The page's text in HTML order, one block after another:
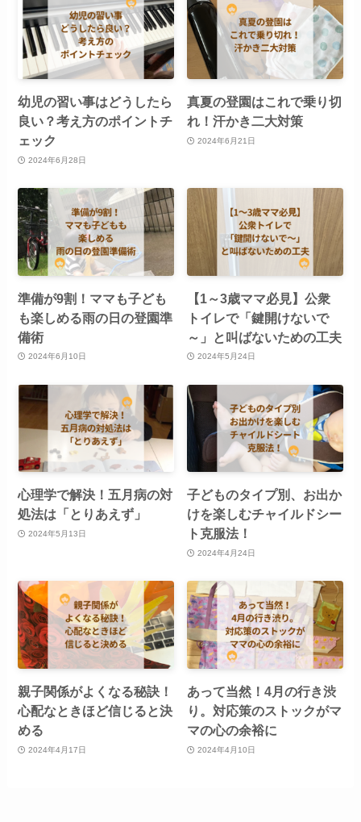
幼児の習い事はどうしたら
良い？考え方のポイントチ
ェック
2024年6月28日
真夏の登園はこれで乗り切
れ！汗かき二大対策
2024年6月21日
準備が9割！ママも子ども
も楽しめる雨の日の登園準
備術
2024年6月10日
【1～3歳ママ必見】公衆
トイレで「鍵開けないで
～」と叫ばないための工夫
2024年5月24日
心理学で解決！五月病の対
処法は「とりあえず」
2024年5月13日
子どものタイプ別、お出か
けを楽しむチャイルドシー
ト克服法！
2024年4月24日
親子関係がよくなる秘訣！
心配なときほど信じると決
める
2024年4月17日
あって当然！4月の行き渋
り。対応策のストックがマ
マの心の余裕に
2024年4月10日